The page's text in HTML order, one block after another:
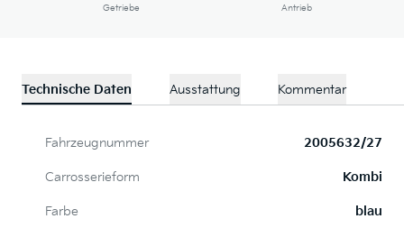
Getriebe
Antrieb
Technische Daten Ausstattung Kommentar
Fahrzeugnummer 2005632/27
Carrosserieform Kombi
Farbe blau